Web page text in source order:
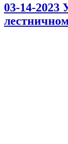
03-14-2023